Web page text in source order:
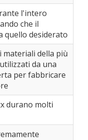
l'intero
che il
quello desiderato
materiali della più
da una
per fabbricare
durano molti